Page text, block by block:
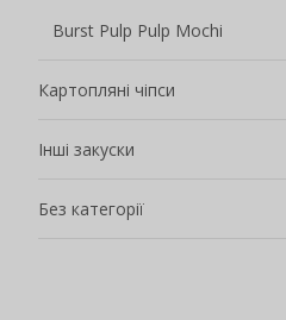
Burst Pulp Pulp Mochi
Картопляні чіпси
Інші закуски
Без категорії